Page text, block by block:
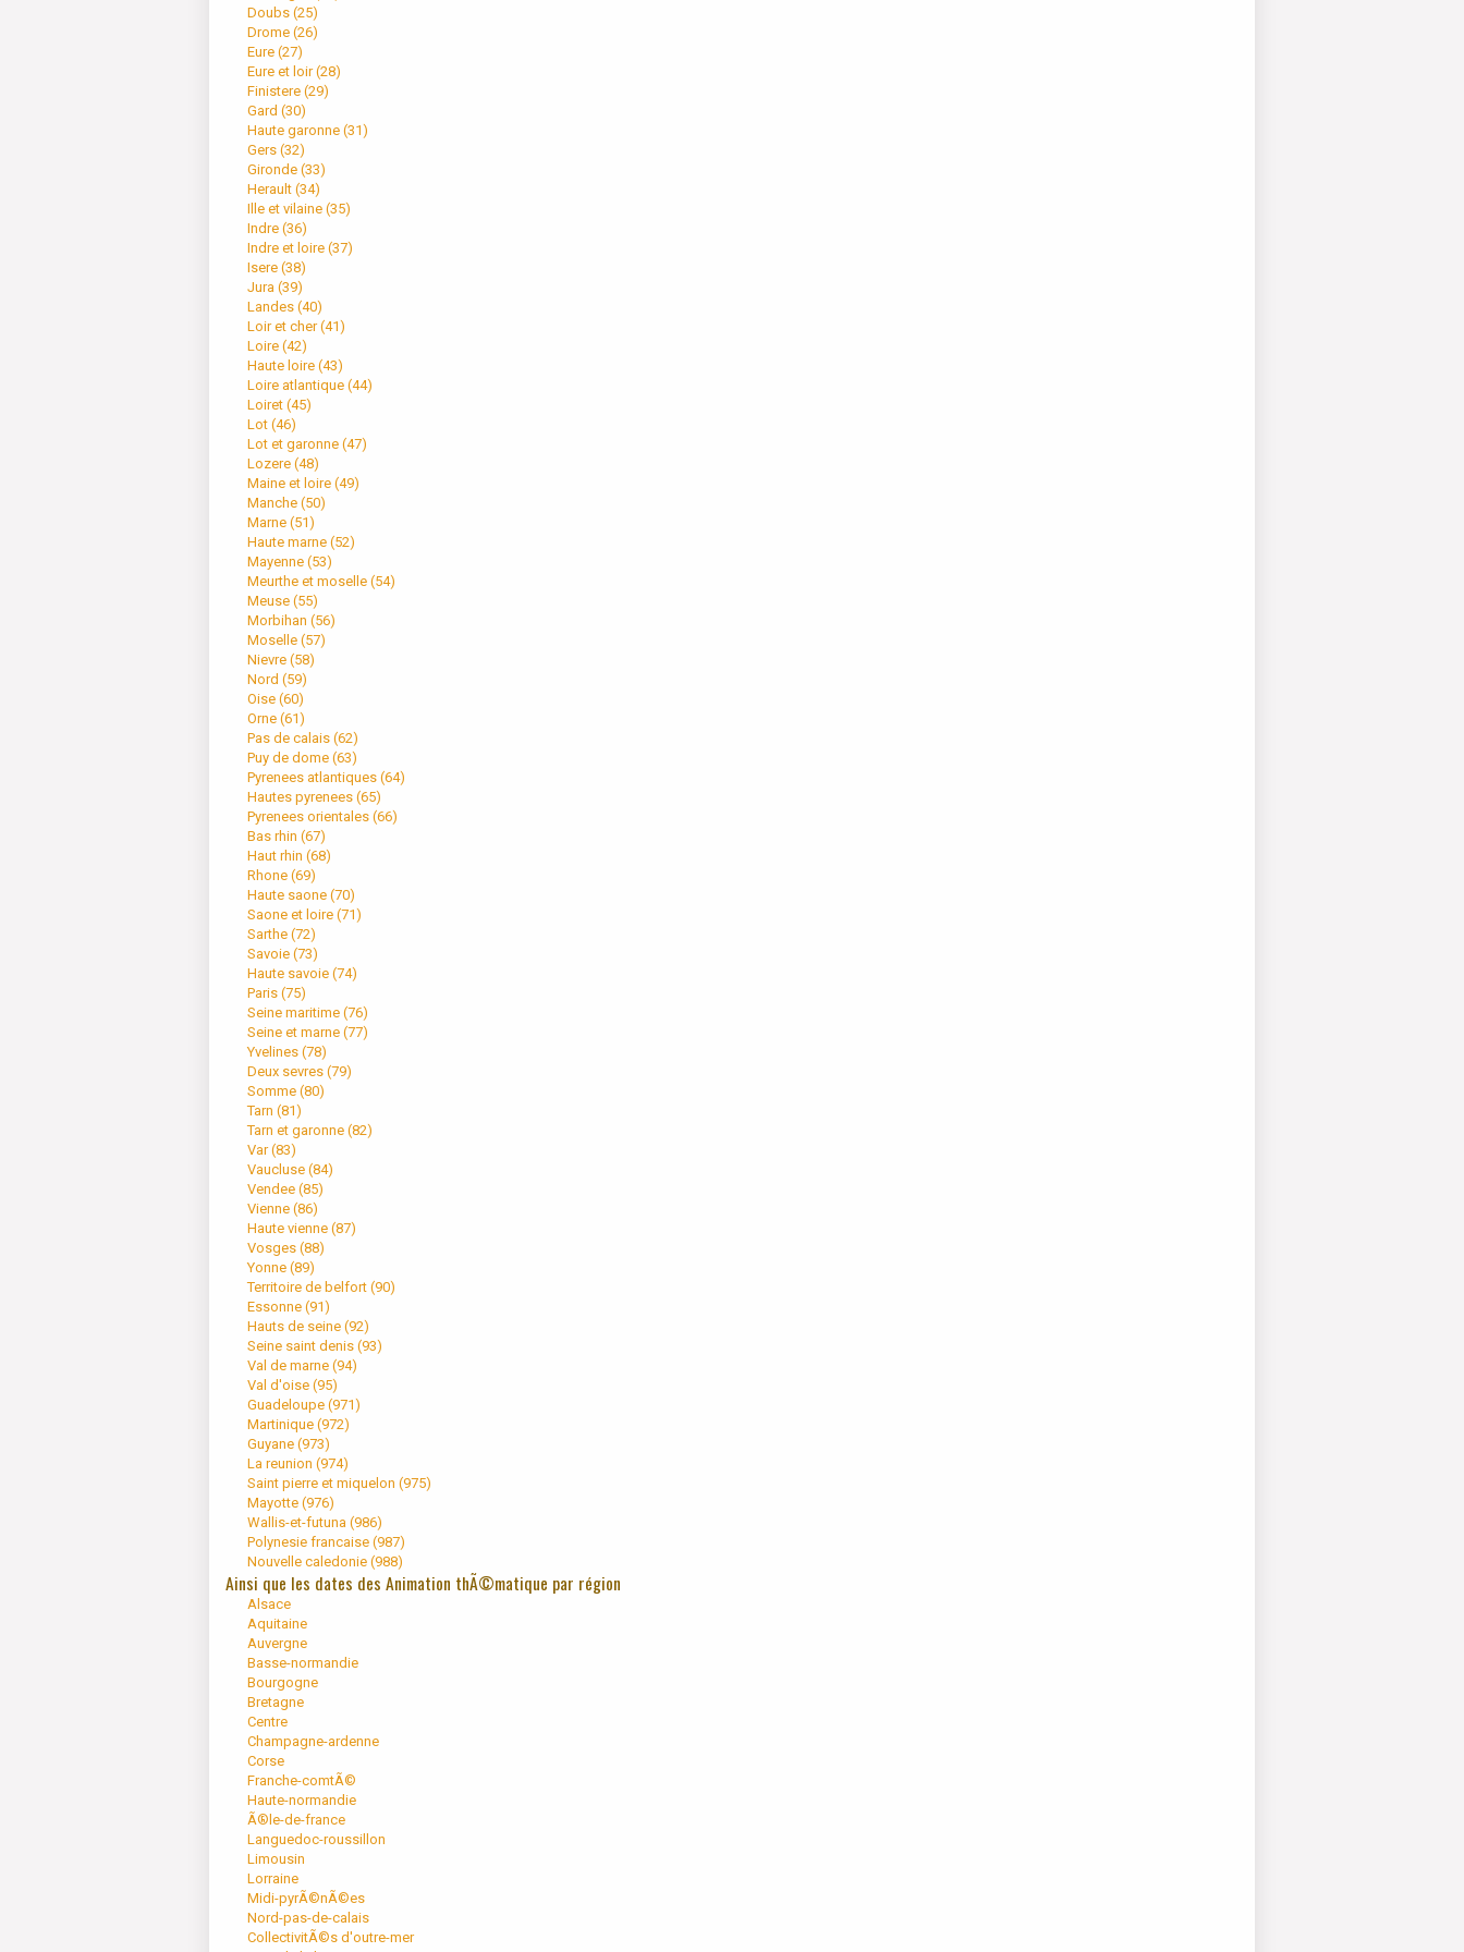
Doubs (25)
Drome (26)
Eure (27)
Eure et loir (28)
Finistere (29)
Gard (30)
Haute garonne (31)
Gers (32)
Gironde (33)
Herault (34)
Ille et vilaine (35)
Indre (36)
Indre et loire (37)
Isere (38)
Jura (39)
Landes (40)
Loir et cher (41)
Loire (42)
Haute loire (43)
Loire atlantique (44)
Loiret (45)
Lot (46)
Lot et garonne (47)
Lozere (48)
Maine et loire (49)
Manche (50)
Marne (51)
Haute marne (52)
Mayenne (53)
Meurthe et moselle (54)
Meuse (55)
Morbihan (56)
Moselle (57)
Nievre (58)
Nord (59)
Oise (60)
Orne (61)
Pas de calais (62)
Puy de dome (63)
Pyrenees atlantiques (64)
Hautes pyrenees (65)
Pyrenees orientales (66)
Bas rhin (67)
Haut rhin (68)
Rhone (69)
Haute saone (70)
Saone et loire (71)
Sarthe (72)
Savoie (73)
Haute savoie (74)
Paris (75)
Seine maritime (76)
Seine et marne (77)
Yvelines (78)
Deux sevres (79)
Somme (80)
Tarn (81)
Tarn et garonne (82)
Var (83)
Vaucluse (84)
Vendee (85)
Vienne (86)
Haute vienne (87)
Vosges (88)
Yonne (89)
Territoire de belfort (90)
Essonne (91)
Hauts de seine (92)
Seine saint denis (93)
Val de marne (94)
Val d'oise (95)
Guadeloupe (971)
Martinique (972)
Guyane (973)
La reunion (974)
Saint pierre et miquelon (975)
Mayotte (976)
Wallis-et-futuna (986)
Polynesie francaise (987)
Nouvelle caledonie (988)
Ainsi que les dates des Animation thÃ©matique par région
Alsace
Aquitaine
Auvergne
Basse-normandie
Bourgogne
Bretagne
Centre
Champagne-ardenne
Corse
Franche-comtÃ©
Haute-normandie
Ã®le-de-france
Languedoc-roussillon
Limousin
Lorraine
Midi-pyrÃ©nÃ©es
Nord-pas-de-calais
CollectivitÃ©s d'outre-mer